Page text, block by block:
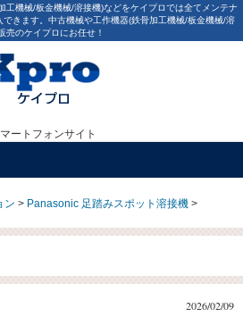
工機械/板金機械/溶接機)などをケイプロでは全てメンテナ
きます。中古機械や工作機器(鉄骨加工機械/板金機械/溶
売のケイプロにお任せ！
ートフォンサイト
ン > Panasonic 足踏みスポット溶接機 >
2026/02/09